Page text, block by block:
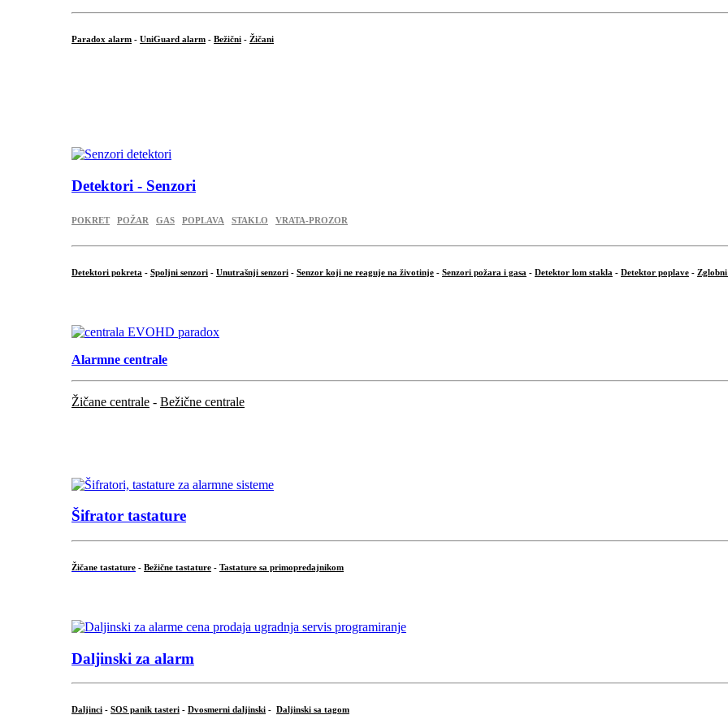
Paradox alarm - UniGuard alarm - Bežični - Žičani
Detektori - Senzori
POKRET POŽAR GAS POPLAVA STAKLO VRATA-PROZOR
Detektori pokreta - Spoljni senzori - Unutrašnji senzori - Senzor koji ne reaguje na životinje - Senzori požara i gasa - Detektor lom stakla - Detektor poplave - Zglobni
Alarmne centrale
Žičane centrale - Bežične centrale
Šifrator tastature
Žičane tastature - Bežične tastature - Tastature sa primopredajnikom
Daljinski za alarm
Daljinci - SOS panik tasteri - Dvosmerni daljinski - Daljinski sa tagom